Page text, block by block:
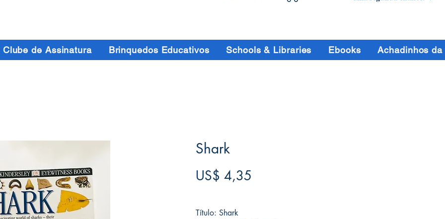
Clube de Assinatura Brinquedos Educativos Schools & Libraries Ebooks Achadinhos
Shark
US$ 4,35
Título: Shark